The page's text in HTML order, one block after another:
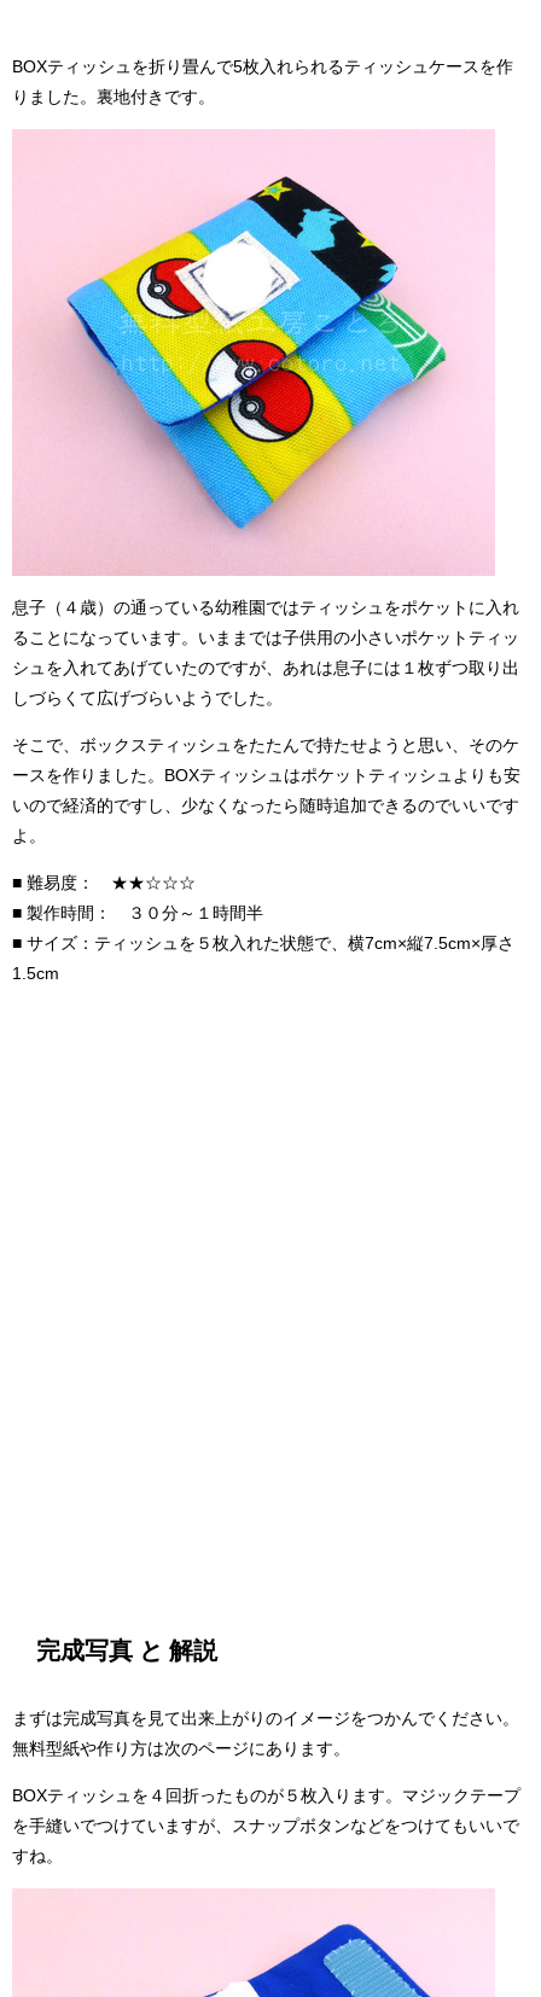
BOXティッシュを折り畳んで5枚入れられるティッシュケースを作
りました。裏地付きです。
息子（４歳）の通っている幼稚園ではティッシュをポケットに入れ
ることになっています。いままでは子供用の小さいポケットティッ
シュを入れてあげていたのですが、あれは息子には１枚ずつ取り出
しづらくて広げづらいようでした。
そこで、ボックスティッシュをたたんで持たせようと思い、そのケ
ースを作りました。BOXティッシュはポケットティッシュよりも安
いので経済的ですし、少なくなったら随時追加できるのでいいです
よ。
■ 難易度： ★★☆☆☆
■ 製作時間： ３０分～１時間半
■ サイズ：ティッシュを５枚入れた状態で、横7cm×縦7.5cm×厚さ
1.5cm
完成写真 と 解説
まずは完成写真を見て出来上がりのイメージをつかんでください。
無料型紙や作り方は次のページにあります。
BOXティッシュを４回折ったものが５枚入ります。マジックテープ
を手縫いでつけていますが、スナップボタンなどをつけてもいいで
すね。